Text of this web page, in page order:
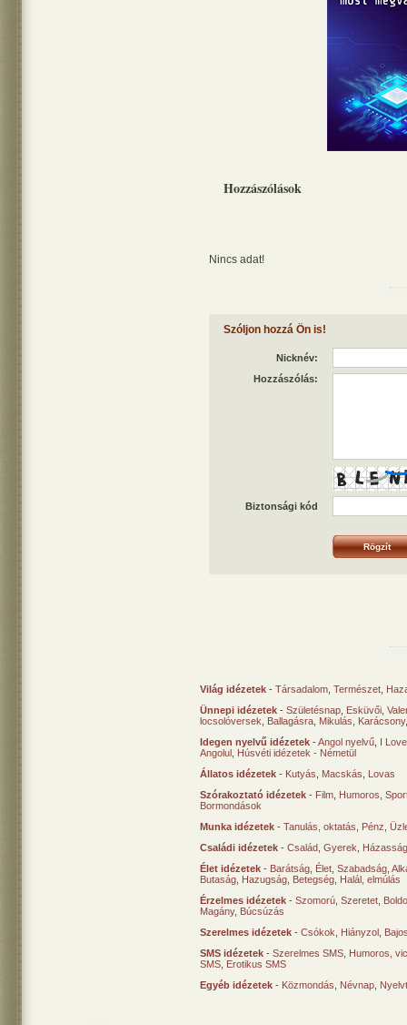
Hozzászólások
Nincs adat!
Szóljon hozzá Ön is!
Nicknév:
Hozzászólás:
Biztonsági kód
Világ idézetek - Társadalom Természet
Ünnepi idézetek - Születésnap Esküvői
locsolóversek
Ballagásra Mikulás Karácsony
Idegen nyelvű idézetek -Angol nyelvű I
Angolul Húsvéti idézetek - Németül
Állatos idézetek - Kutyás Macskás
Lovas
Szórakoztató idézetek - Film Humoros
Bormondások
Munka idézetek - Tanulás, oktatás Pénz
Családi idézetek - Család Gyerek
Élet idézetek - Barátság Élet Szabadság
Butaság Hazugság Betegség Halál, elmúlás
Érzelmes idézetek - Szomorú Szeretet
Magány, Búcsúzás
Szerelmes idézetek - Csókok Hiányzol
SMS idézetek - Szerelmes SMS Humoros,
SMS Erotikus SMS
Egyéb idézetek - Közmondás Névnap